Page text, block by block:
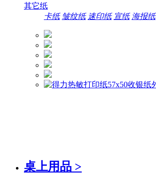
其它纸
卡纸 皱纹纸 速印纸 宣纸 海报纸
桌上用品 >